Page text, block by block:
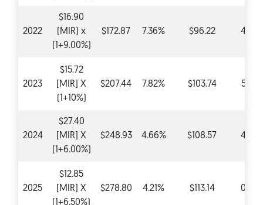
2022
$16.90
(MIR) x
(1+9.00%)
$172.87 7.36% $96.22
2023
$15.72
[MIR] X
(1+10%)
$207.44 7.82% $103.74
2024
$27.40
[MIR] X
(1+6.00%)
$248.93 4.66% $108.57
2025
$12.85
[MIR] X
(1+6.50%)
$278.80 4.21% $113.14